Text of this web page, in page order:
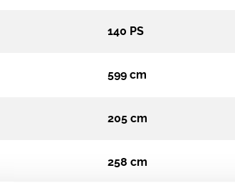
140 PS
599 cm
205 cm
258 cm